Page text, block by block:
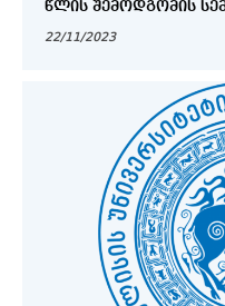
ᲬᲚᲘᲡ ᲨᲔᲛᲝᲓᲒᲝᲛᲘᲡ
ᲒᲐᲜᲐᲗᲚᲔᲑᲘᲡ
ᲛᲘᲦᲔᲑᲘᲡᲐ ᲓᲐ ᲛᲐᲡᲗᲐᲜ
ᲝᲠᲒᲐᲜᲘᲖᲐᲪᲘᲣᲚᲘ ᲡᲐᲙᲘᲗᲮᲔᲑᲘᲡ
22/11/2023